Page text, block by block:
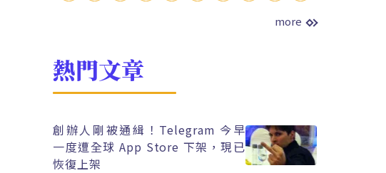
more
熱門文章
創辦人剛被通緝！Telegram 今早
一度遭全球 App Store 下架，現已
恢復上架